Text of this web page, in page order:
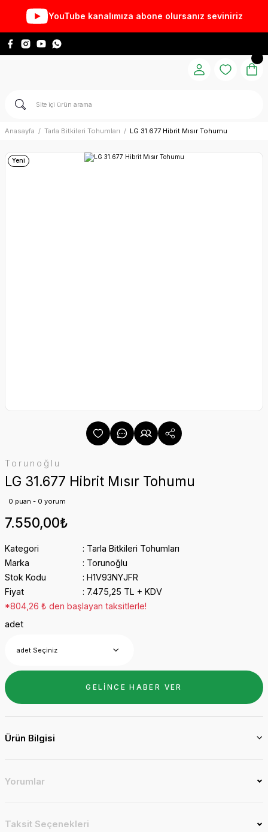
YouTube kanalımıza abone olursanız seviniriz
Anasayfa Tarla Bitkileri Tohumları LG 31.677 Hibrit Mısır Tohumu
Yeni
Torunoğlu
LG 31.677 Hibrit Mısır Tohumu
0 puan - 0 yorum
7.550,00₺
Kategori
Tarla Bitkileri Tohumları
Marka
Torunoğlu
Stok Kodu
H1V93NYJFR
Fiyat
7.475,25 TL + KDV
*804,26 ₺ den başlayan taksitlerle!
adet
GELİNCE HABER VER
Ürün Bilgisi
Yorumlar
Taksit Seçenekleri